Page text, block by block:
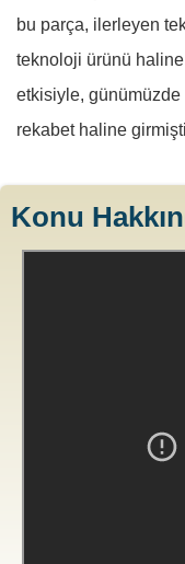
bu parça, ilerleyen
teknoloji ürünü
etkisiyle,
rekabet haline
Konu